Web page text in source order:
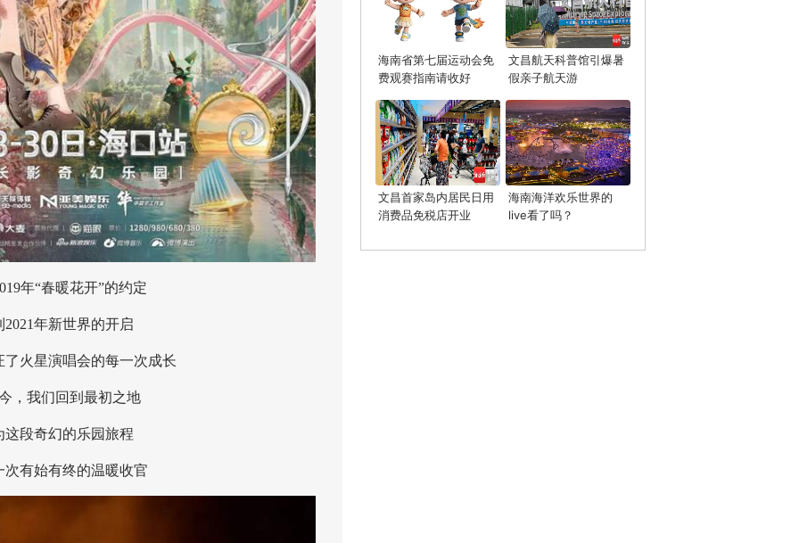
“春暖花开”的约定
年新世界的开启
星演唱会的每一次成长
我们回到最初之地
奇幻的乐园旅程
始有终的温暖收官
海南省第七届运动会免
费观赛指南请收好
文昌航天科普馆引爆暑
假亲子航天游
文昌首家岛内居民日用
消费品免税店开业
海南海洋欢乐世界的
live看了吗？